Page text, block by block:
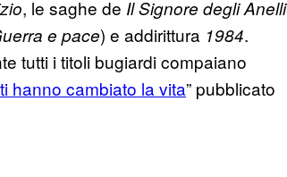
, le saghe de Il Signore degli Anelli
e pace) e addirittura 1984.
tutti i titoli bugiardi compaiano
hanno cambiato la vita” pubblicato